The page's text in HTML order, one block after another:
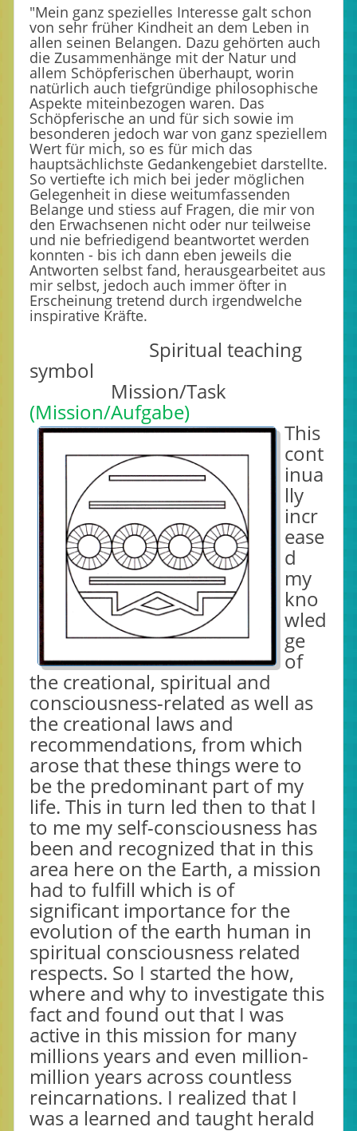
"Mein ganz spezielles Interesse galt schon
von sehr früher Kindheit an dem Leben in
allen seinen Belangen. Dazu gehörten auch
die Zusammenhänge mit der Natur und
allem Schöpferischen überhaupt, worin
natürlich auch tiefgründige philosophische
Aspekte miteinbezogen waren. Das
Schöpferische an und für sich sowie im
besonderen jedoch war von ganz speziellem
Wert für mich, so es für mich das
hauptsächlichste Gedankengebiet darstellte.
So vertiefte ich mich bei jeder möglichen
Gelegenheit in diese weitumfassenden
Belange und stiess auf Fragen, die mir von
den Erwachsenen nicht oder nur teilweise
und nie befriedigend beantwortet werden
konnten - bis ich dann eben jeweils die
Antworten selbst fand, herausgearbeitet aus
mir selbst, jedoch auch immer öfter in
Erscheinung tretend durch irgendwelche
inspirative Kräfte.
Spiritual teaching
symbol
Mission/Task
(Mission/Aufgabe)
This
cont
inua
lly
incr
ease
d
my
kno
wled
ge
of
the creational, spiritual and
consciousness-related as well as
the creational laws and
recommendations, from which
arose that these things were to
be the predominant part of my
life. This in turn led then to that I
to me my self-consciousness has
been and recognized that in this
area here on the Earth, a mission
had to fulfill which is of
significant importance for the
evolution of the earth human in
spiritual consciousness related
respects. So I started the how,
where and why to investigate this
fact and found out that I was
active in this mission for many
millions years and even million-
million years across countless
reincarnations. I realized that I
was a learned and taught herald